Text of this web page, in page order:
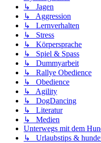
↳ Jagen
↳ Aggression
↳ Lernverhalten
↳ Stress
↳ Körpersprache
↳ Spiel & Spass
↳ Dummyarbeit
↳ Rallye Obedience
↳ Obedience
↳ Agility
↳ DogDancing
↳ Literatur
↳ Medien
Unterwegs mit dem
↳ Urlaubstips &